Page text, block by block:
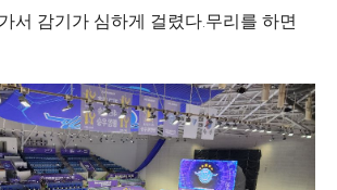
게
게
서 감기가 심하게 걸렸다.무리를 하면